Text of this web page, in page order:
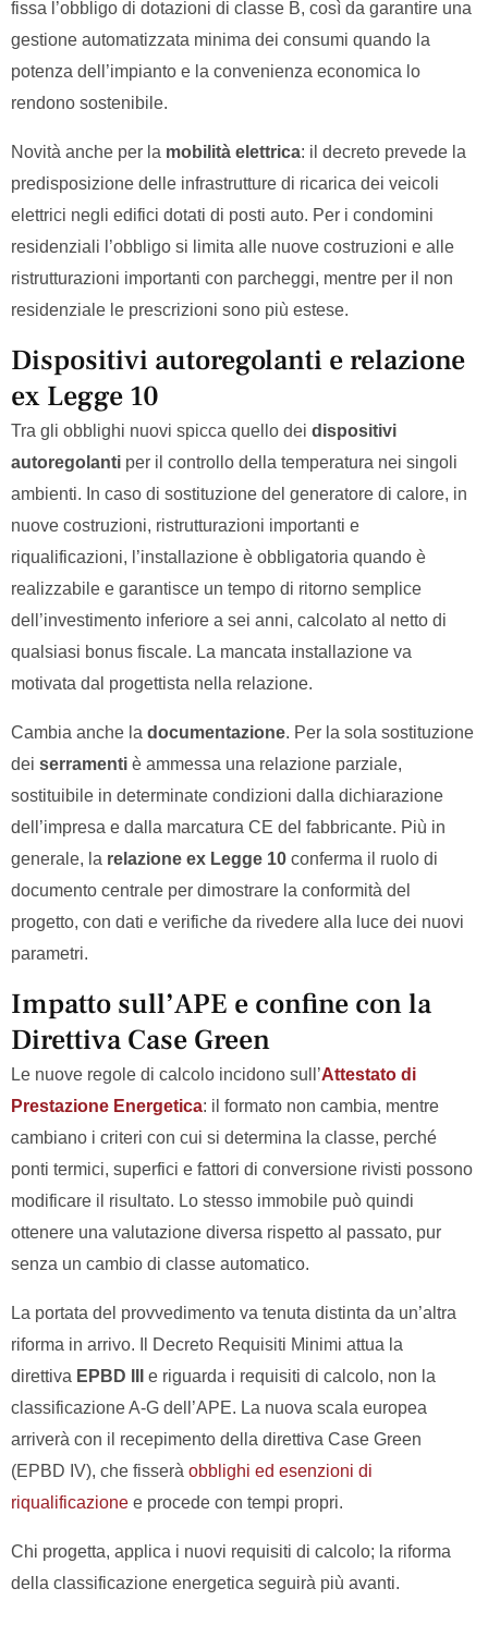
fissa l’obbligo di dotazioni di classe B, così da garantire una
gestione automatizzata minima dei consumi quando la
potenza dell’impianto e la convenienza economica lo
rendono sostenibile.
Novità anche per la mobilità elettrica: il decreto prevede la
predisposizione delle infrastrutture di ricarica dei veicoli
elettrici negli edifici dotati di posti auto. Per i condomini
residenziali l’obbligo si limita alle nuove costruzioni e alle
ristrutturazioni importanti con parcheggi, mentre per il non
residenziale le prescrizioni sono più estese.
Dispositivi autoregolanti e relazione
ex Legge 10
Tra gli obblighi nuovi spicca quello dei dispositivi
autoregolanti per il controllo della temperatura nei singoli
ambienti. In caso di sostituzione del generatore di calore, in
nuove costruzioni, ristrutturazioni importanti e
riqualificazioni, l’installazione è obbligatoria quando è
realizzabile e garantisce un tempo di ritorno semplice
dell’investimento inferiore a sei anni, calcolato al netto di
qualsiasi bonus fiscale. La mancata installazione va
motivata dal progettista nella relazione.
Cambia anche la documentazione. Per la sola sostituzione
dei serramenti è ammessa una relazione parziale,
sostituibile in determinate condizioni dalla dichiarazione
dell’impresa e dalla marcatura CE del fabbricante. Più in
generale, la relazione ex Legge 10 conferma il ruolo di
documento centrale per dimostrare la conformità del
progetto, con dati e verifiche da rivedere alla luce dei nuovi
parametri.
Impatto sull’APE e confine con la
Direttiva Case Green
Le nuove regole di calcolo incidono sull’Attestato di
Prestazione Energetica: il formato non cambia, mentre
cambiano i criteri con cui si determina la classe, perché
ponti termici, superfici e fattori di conversione rivisti possono
modificare il risultato. Lo stesso immobile può quindi
ottenere una valutazione diversa rispetto al passato, pur
senza un cambio di classe automatico.
La portata del provvedimento va tenuta distinta da un’altra
riforma in arrivo. Il Decreto Requisiti Minimi attua la
direttiva EPBD III
e riguarda i requisiti di calcolo, non la
classificazione A-G dell’APE. La nuova scala europea
arriverà con il recepimento della direttiva Case Green
(EPBD IV), che fisserà obblighi ed esenzioni di
riqualificazione e procede con tempi propri.
Chi progetta, applica i nuovi requisiti di calcolo; la riforma
della classificazione energetica seguirà più avanti.